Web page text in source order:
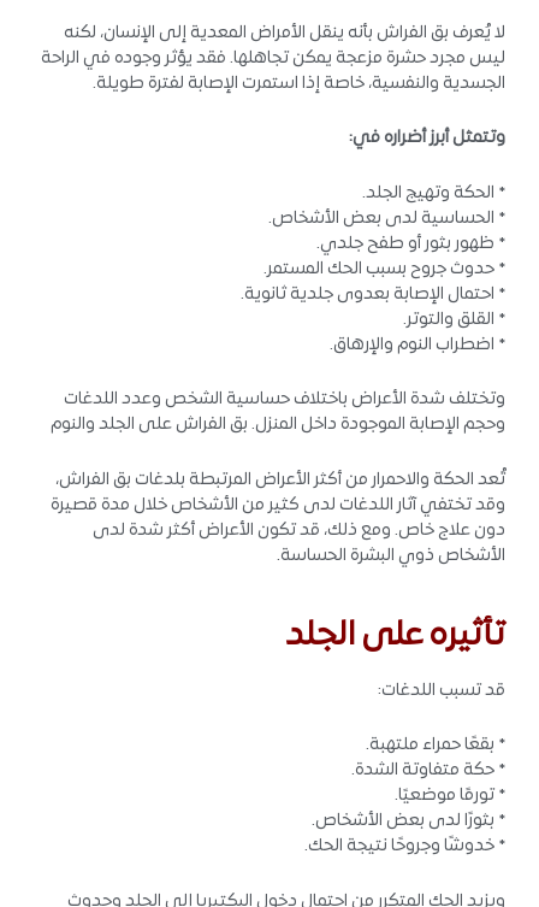
لا يُعرف بق الفراش بأنه ينقل الأمراض المعدية إلى الإنسان، لكنه
ليس مجرد حشرة مزعجة يمكن تجاهلها. فقد يؤثر وجوده في الراحة
الجسدية والنفسية، خاصة إذا استمرت الإصابة لفترة طويلة.
وتتمثل أبرز أضراره في:
* الحكة وتهيج الجلد.
* الحساسية لدى بعض الأشخاص.
* ظهور بثور أو طفح جلدي.
* حدوث جروح بسبب الحك المستمر.
* احتمال الإصابة بعدوى جلدية ثانوية.
* القلق والتوتر.
* اضطراب النوم والإرهاق.
وتختلف شدة الأعراض باختلاف حساسية الشخص وعدد اللدغات
وحجم الإصابة الموجودة داخل المنزل. بق الفراش على الجلد والنوم
تُعد الحكة والاحمرار من أكثر الأعراض المرتبطة بلدغات بق الفراش،
وقد تختفي آثار اللدغات لدى كثير من الأشخاص خلال مدة قصيرة
دون علاج خاص. ومع ذلك، قد تكون الأعراض أكثر شدة لدى
الأشخاص ذوي البشرة الحساسة.
تأثيره على الجلد
قد تسبب اللدغات:
* بقعًا حمراء ملتهبة.
* حكة متفاوتة الشدة.
* تورمًا موضعيًا.
* بثورًا لدى بعض الأشخاص.
* خدوشًا وجروحًا نتيجة الحك.
ويزيد الحك المتكرر من احتمال دخول البكتيريا إلى الجلد وحدوث